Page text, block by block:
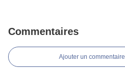
Commentaires
Ajouter un commentaire